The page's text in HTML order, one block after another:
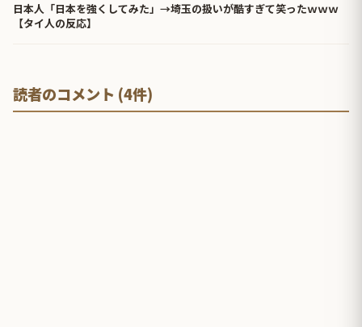
日本人「日本を強くしてみた」→埼玉の扱いが酷すぎて笑ったｗｗｗ
【タイ人の反応】
読者のコメント (4件)